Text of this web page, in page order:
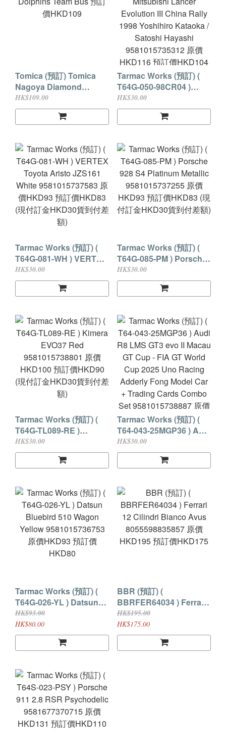
Tomica (預訂) Tomica
Nagoya Diamond
Dolphins Team Bus 預訂
價HKD109
HK$109.00
Tarmac Works (預訂) (
T64G-050-98CR04 )
Mitsubishi Lancer
Evolution III China Rally
1998 Yoshihiro Kataoka
9581015735312 原價
HKD116 預訂價HKD104
(現付訂金HKD30貨到付
差額)
HK$30.00
Tarmac Works (預訂) (
T64G-081-WH ) VERTEX
Toyota Aristo JZS161
White 9581015737583 原
價HKD93 預訂價HKD83
差額)
HK$30.00
Tarmac Works (預訂) (
T64G-085-PM ) Porsche
928 S4 Platinum Metallic
9581015737255 原價
HKD93 預訂價HKD83 (現
額)
HK$30.00
Tarmac Works (預訂) (
T64G-TL089-RE )
Kimera EVO37 Red
9581015738801 原價
HKD100 預訂價HKD90
差額)
HK$30.00
Tarmac Works (預訂) (
T64-043-25MGP36 ) Audi
R8 LMS GT3 evo II
Macau GT Cup - FIA GT
World Cup 2025 Uno
Model Car + Trading
Cards Combo Set
9581015738887 原價
HKD169 預訂價HKD145
(現付訂金HKD30貨到付
差額)
HK$30.00
Tarmac Works (預訂) (
T64G-026-YL ) Datsun
Bluebird 510 Wagon
Yellow 9581015736753
原價HKD93 預訂價
HK$93.00
HK$80.00
BBR (預訂) (
BBRFER64034 ) Ferrari
12 Cilindri Bianco Avus
8055598835857 原價
HKD195 預訂價HKD175
HK$195.00
HK$175.00